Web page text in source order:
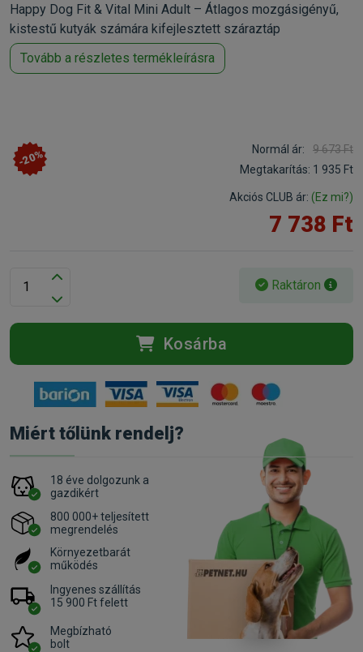
Happy Dog Fit & Vital Mini Adult – Átlagos mozgásigényű,
kistestű kutyák számára kifejlesztett száraztáp
Tovább a részletes termékleírásra
-20% Normál ár:
9 673 Ft
Megtakarítás: 1 935 Ft
Akciós CLUB ár: (Ez mi?)
7 738 Ft
Raktáron
Kosárba
Miért tőlünk rendelj?
18 éve dolgozunk a
gazdikért
800 000+ teljesített
megrendelés
Környezetbarát
működés
Ingyenes szállítás
15 900 Ft felett
Megbízható
bolt